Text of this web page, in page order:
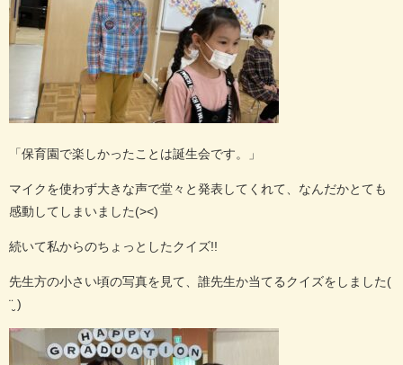
「保育園で楽しかったことは誕生会です。」
マイクを使わず大きな声で堂々と発表してくれて、なんだかとても
感動してしまいました(><)
続いて私からのちょっとしたクイズ!!
先生方の小さい頃の写真を見て、誰先生か当てるクイズをしました(
¨̮ )